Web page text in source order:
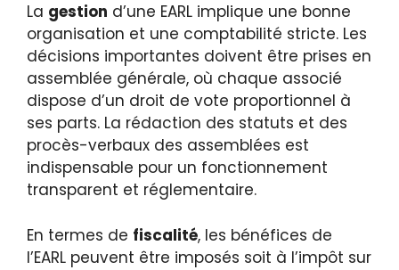
La gestion d’une EARL implique une bonne
organisation et une comptabilité stricte. Les
décisions importantes doivent être prises en
assemblée générale, où chaque associé
dispose d’un droit de vote proportionnel à
ses parts. La rédaction des statuts et des
procès-verbaux des assemblées est
indispensable pour un fonctionnement
transparent et réglementaire.
En termes de fiscalité, les bénéfices de
l’EARL peuvent être imposés soit à l’impôt sur